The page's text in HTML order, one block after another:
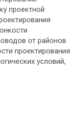
проектной
от районов
условий,